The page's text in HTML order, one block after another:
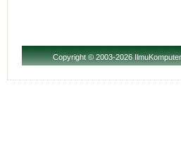
Copyright© 2003-2026